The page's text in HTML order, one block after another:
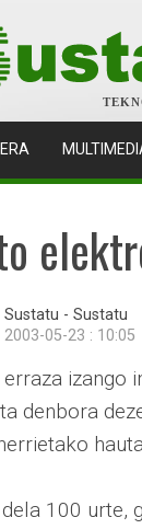
(CURRENT)
Sustatu - Sustatu
2003-05-23 : 10:05
erraza izango
denbora
100 urte,